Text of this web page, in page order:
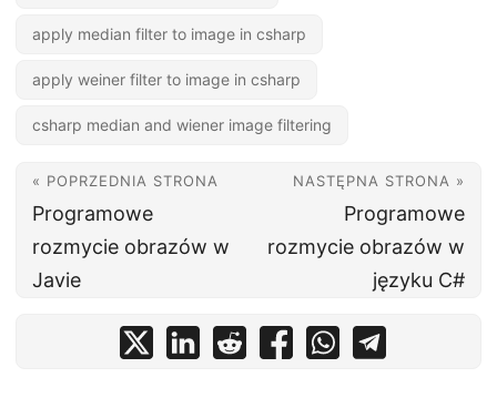
apply median filter to image in csharp
apply weiner filter to image in csharp
csharp median and wiener image filtering
« POPRZEDNIA STRONA
Programowe
rozmycie obrazów w
Javie
NASTĘPNA STRONA »
Programowe
rozmycie obrazów w
języku C#